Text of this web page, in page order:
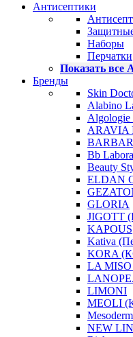
Антисептики
Наборы
Перчатки
Показать все
Бренды
Skin
Alabino
ARAVIA
Bb
Beauty
ELDAN
GLORIA
JIGOTT
KAPOUS
Kativa
KORA
LA MISO
LIMONI
MEOLI
Mesoderm
NEW